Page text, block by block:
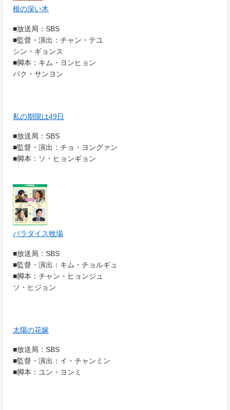
根の深い木
■放送局：SBS
■監督・演出：チャン・テユ
シン・ギョンス
■脚本：キム・ヨンヒョン
パク・サンヨン
私の期限は49日
■放送局：SBS
■監督・演出：チョ・ヨングァン
■脚本：ソ・ヒョンギョン
パラダイス牧場
■放送局：SBS
■監督・演出：キム・チョルギュ
■脚本：チャン・ヒョンジュ
ソ・ヒジョン
太陽の花嫁
■放送局：SBS
■監督・演出：イ・チャンミン
■脚本：ユン・ヨンミ